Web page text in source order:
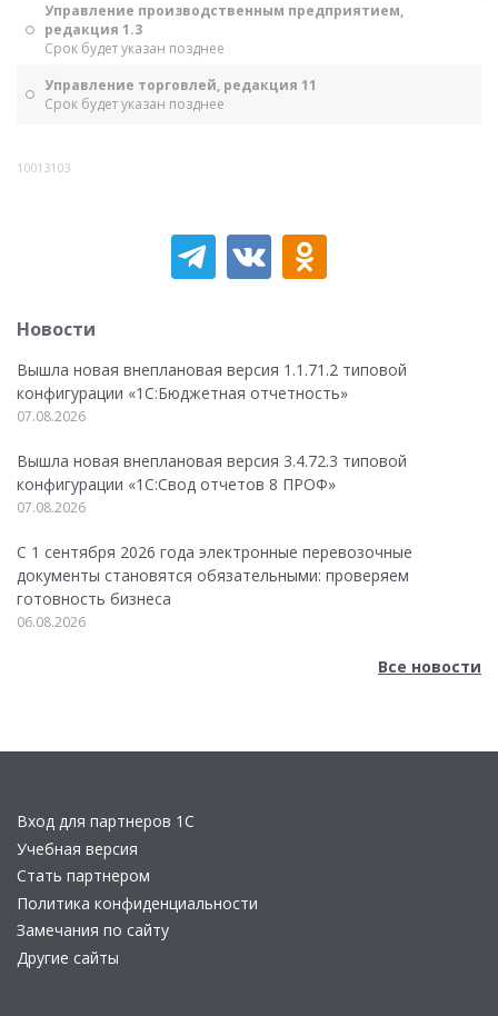
Управление производственным предприятием,
редакция 1.3
Срок будет указан позднее
Управление торговлей, редакция 11
Срок будет указан позднее
10013103
Новости
Вышла новая внеплановая версия 1.1.71.2 типовой
конфигурации «1C:Бюджетная отчетность»
07.08.2026
Вышла новая внеплановая версия 3.4.72.3 типовой
конфигурации «1C:Свод отчетов 8 ПРОФ»
07.08.2026
С 1 сентября 2026 года электронные перевозочные
документы становятся обязательными: проверяем
готовность бизнеса
06.08.2026
Все новости
Вход для партнеров 1С
Учебная версия
Стать партнером
Политика конфиденциальности
Замечания по сайту
Другие сайты